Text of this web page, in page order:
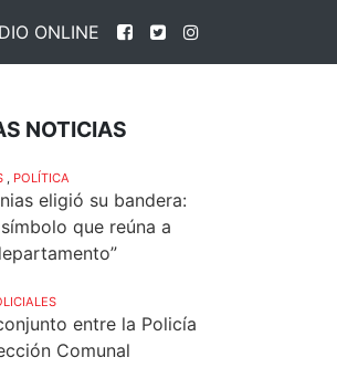
ONLINE
NOTICIAS
POLÍTICA
eligió su bandera:
que reúna a
entre la Policía
Comunal